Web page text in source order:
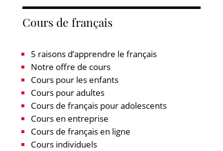
Cours de français
5 raisons d’apprendre le français
Notre offre de cours
Cours pour les enfants
Cours pour adultes
Cours de français pour adolescents
Cours en entreprise
Cours de français en ligne
Cours individuels